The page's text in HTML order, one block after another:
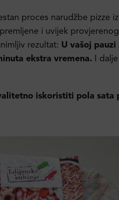
proces narudžbe pizze
i uvijek
rezultat: U vašoj pauzi
ekstra vremena. I
iskoristiti pola sata